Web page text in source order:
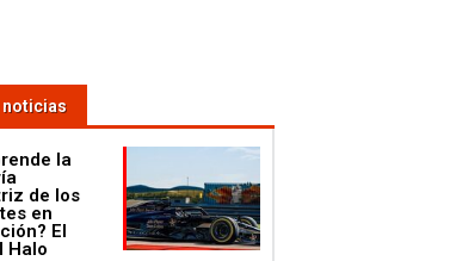
noticias
la
de los
en
El
Halo